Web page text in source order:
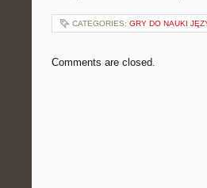
CATEGORIES: GRY DO NAUKI
Comments are closed.